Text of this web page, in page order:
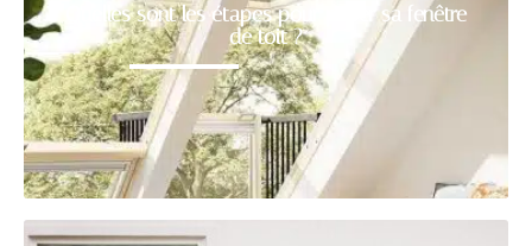
Quelles sont les étapes pour poser sa fenêtre
de toit ?